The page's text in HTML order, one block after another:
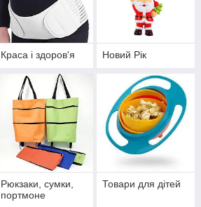
Краса і здоров'я Новий Рік
Рюкзаки, сумки,
портмоне
Товари для дітей